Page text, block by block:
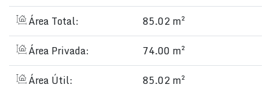
Área Total:
85.02 m²
Área Privada:
74.00 m²
Área Útil:
85.02 m²